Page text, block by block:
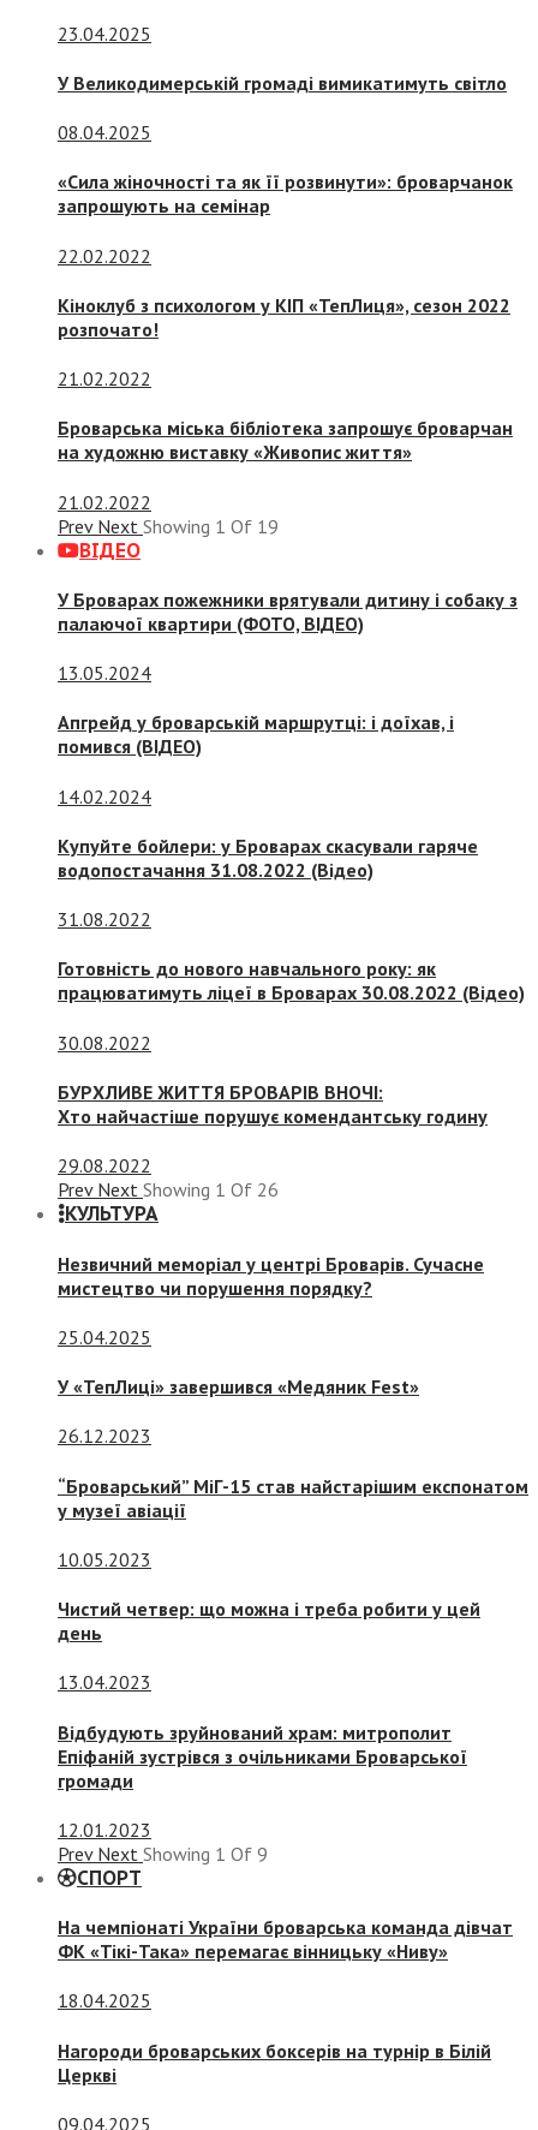
23.04.2025
У Великодимерській громаді вимикатимуть світло
08.04.2025
«Сила жіночності та як її розвинути»: броварчанок
запрошують на семінар
22.02.2022
Кіноклуб з психологом у КІП «ТепЛиця», сезон 2022
розпочато!
21.02.2022
Броварська міська бібліотека запрошує броварчан
на художню виставку «Живопис життя»
21.02.2022
Prev Next Showing 1 Of 19
ВІДЕО
У Броварах пожежники врятували дитину і собаку з
палаючої квартири (ФОТО, ВІДЕО)
13.05.2024
Апгрейд у броварській маршрутці: і доїхав, і
помився (ВІДЕО)
14.02.2024
Купуйте бойлери: у Броварах скасували гаряче
водопостачання 31.08.2022 (Відео)
31.08.2022
Готовність до нового навчального року: як
працюватимуть ліцеї в Броварах 30.08.2022 (Відео)
30.08.2022
БУРХЛИВЕ ЖИТТЯ БРОВАРІВ ВНОЧІ:
Хто найчастіше порушує комендантську годину
29.08.2022
Prev Next Showing 1 Of 26
КУЛЬТУРА
Незвичний меморіал у центрі Броварів. Сучасне
мистецтво чи порушення порядку?
25.04.2025
У «ТепЛиці» завершився «Медяник Fest»
26.12.2023
“Броварський” МіГ-15 став найстарішим експонатом
у музеї авіації
10.05.2023
Чистий четвер: що можна і треба робити у цей
день
13.04.2023
Відбудують зруйнований храм: митрополит
Епіфаній зустрівся з очільниками Броварської
громади
12.01.2023
Prev Next Showing 1 Of 9
СПОРТ
На чемпіонаті України броварська команда дівчат
ФК «Тікі-Така» перемагає вінницьку «Ниву»
18.04.2025
Нагороди броварських боксерів на турнір в Білій
Церкві
09.04.2025